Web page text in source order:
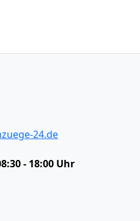
24.de
- 18:00 Uhr